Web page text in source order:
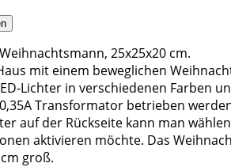
25x25x20 cm.
mit einem beweglichen
Lichter in verschiedenen Farben
Transformator betrieben
auf der Rückseite kann man
aktivieren möchte. Das
groß.